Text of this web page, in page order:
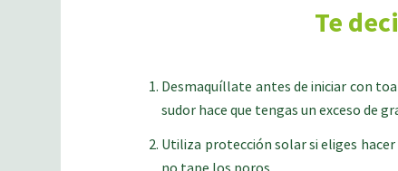
Te
Desmaquíllate antes de iniciar con
sudor hace que tengas un exceso de
Utiliza protección solar si eliges